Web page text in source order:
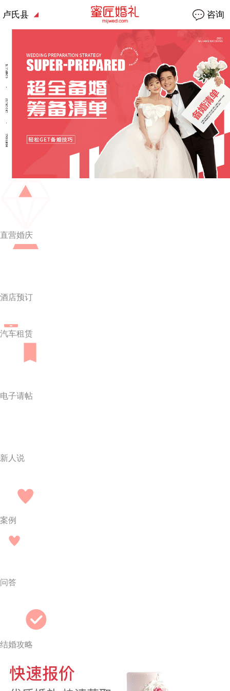
卢氏县 咨询
直营婚庆
酒店预订
汽车租赁
电子请帖
新人说
案例
问答
结婚攻略